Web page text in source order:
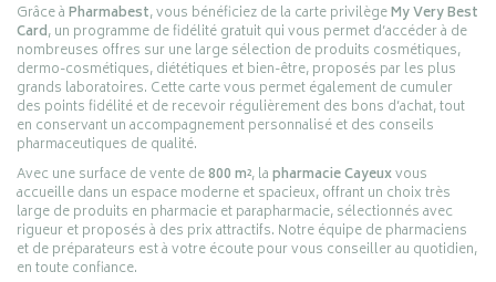
Grâce àPharmabest, vous bénéficiez de la carte privilègeMy Very Best
Card, un programme de fidélité gratuit qui vous permet d’accéder à de
nombreuses offres sur une large sélection de produits cosmétiques,
dermo-cosmétiques, diététiques et bien-être, proposés par les plus
grands laboratoires. Cette carte vous permet également de cumuler
des points fidélité et de recevoir régulièrement des bons d’achat, tout
en conservant un accompagnement personnalisé et des conseils
pharmaceutiques de qualité.
Avec une surface de vente de800 m², lapharmacie Cayeuxvous
accueille dans un espace moderne et spacieux, offrant un choix très
large de produits en pharmacie et parapharmacie, sélectionnés avec
rigueur et proposés à des prix attractifs. Notre équipe de pharmaciens
et de préparateurs est à votre écoute pour vous conseiller au quotidien,
en toute confiance.